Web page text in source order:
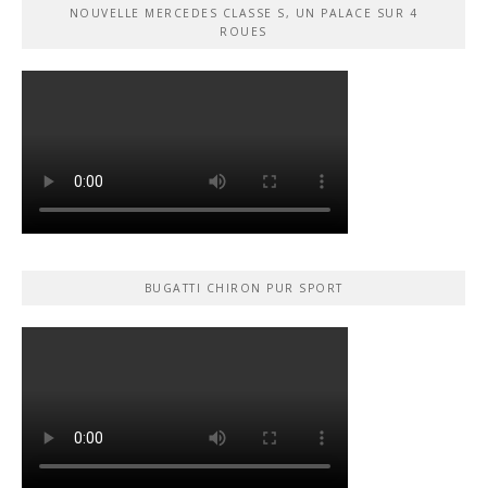
NOUVELLE MERCEDES CLASSE S, UN PALACE SUR 4
ROUES
BUGATTI CHIRON PUR SPORT